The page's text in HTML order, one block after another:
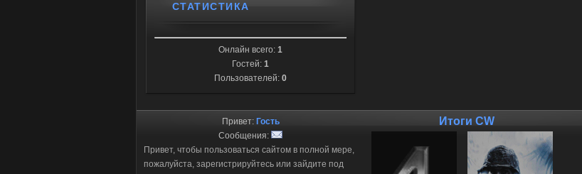
СТАТИСТИКА
Онлайн всего: 1
Гостей: 1
Пользователей: 0
Привет: Гость
Сообщения:
Привет, чтобы пользоваться сайтом в полной мере,
пожалуйста, зарегистрируйтесь или зайдите под
Итоги CW